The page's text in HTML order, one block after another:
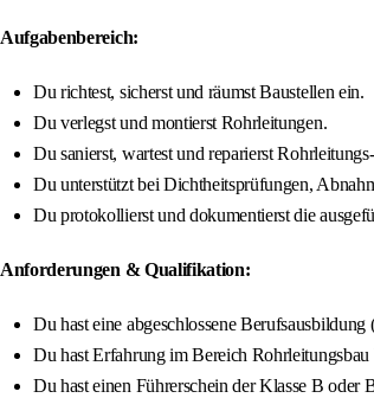
Aufgabenbereich:
Du richtest, sicherst und räumst Baustellen ein.
Du verlegst und montierst Rohrleitungen.
Du sanierst, wartest und reparierst
Du unterstützt bei Dichtheitsprüfungen,
Du protokollierst und dokumentierst die
Anforderungen & Qualifikation:
Du hast eine abgeschlossene
Du hast Erfahrung im Bereich
Du hast einen Führerschein der Klasse B oder